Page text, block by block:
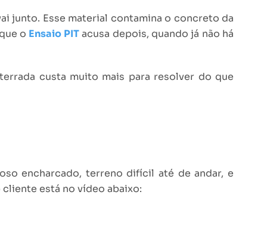
junto. Esse material contamina o concreto da
o Ensaio PITacusa depois, quando já não há
custa muito mais para resolver do que
encharcado, terreno difícil até de andar, e
está no vídeo abaixo: